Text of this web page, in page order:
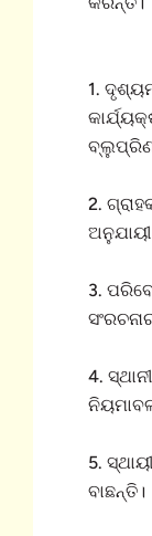
1.
2.
3.
4.
5.
ବାଛନ୍ତି।